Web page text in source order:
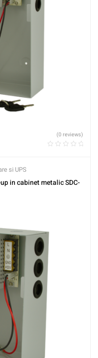
(0 reviews)
si UPS
in cabinet metalic SDC-